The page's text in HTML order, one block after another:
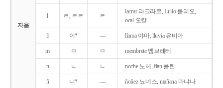
자음
l ㄹ, ㄹㄹ ㄹ
lacrar 라크라르, Lulio 룰리오,
ocal 오칼
ll 이* ― llama 야마, lluvia 유비아
m ㅁ ㅁ membrete 멤브레테
n ㄴ ㄴ noche 노체, flan 플란
ñ 니* ― ñoñez 뇨녜스, mañana 마냐나